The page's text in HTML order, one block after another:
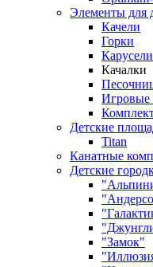
Элементы для
Качели
Горки
Карусели
Качалки
Игровые
Детские
Titan
Канатные
Детские
"Замок"